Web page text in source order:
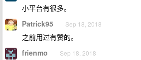
小平台有很多。
Patrick95 Sep 18, 2018
之前用过有赞的。
frienmo Sep 18, 2018